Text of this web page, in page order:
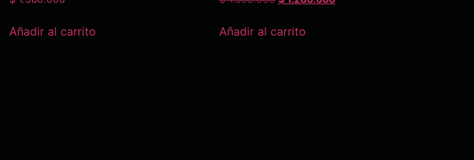
Añadir al carrito Añadir al carrito